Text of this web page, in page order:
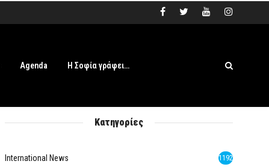
Agenda Η Σοφία γράφει…
Κατηγορίες
International News 1192